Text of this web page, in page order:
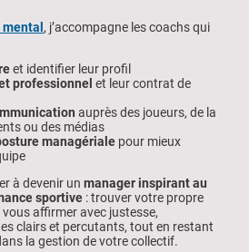
, j’accompagne les coachs qui
et identifier leur profil
professionnel et leur contrat de
auprès des joueurs, de la
ou des médias
managériale pour mieux
à devenir un manager inspirant au
sportive : trouver votre propre
affirmer avec justesse,
clairs et percutants, tout en restant
la gestion de votre collectif.